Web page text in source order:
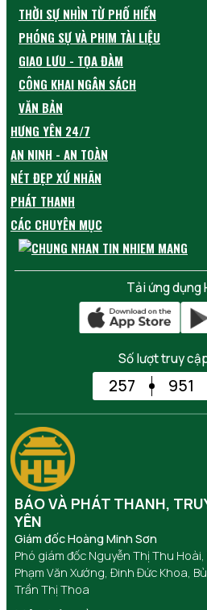
THỜI SỰ NHÌN TỪ PHỐ HIẾN
PHÓNG SỰ VÀ PHIM TÀI LIỆU
GIAO LƯU - TỌA ĐÀM
CÔNG KHAI NGÂN SÁCH
VĂN BẢN
HƯNG YÊN 24/7
AN NINH - AN TOÀN
NÉT ĐẸP XỨ NHÃN
PHÁT THANH
CÁC CHUYÊN MỤC
Tải ứng dụng
Số lượt truy
257 951
BÁO VÀ PHÁT THANH,
YÊN
Giám đốc Hoàng Minh Sơn
Phó giám đốc Nguyễn Thị Thu Hoài,
Phạm Văn Xướng, Đinh Đức Khoa,
Trần Thị Thoa